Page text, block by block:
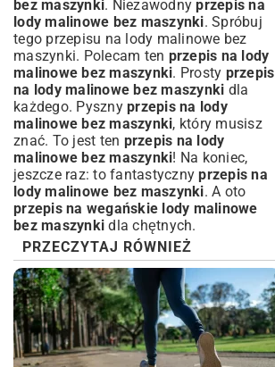
bez maszynki. Niezawodnyprzepis na
lody malinowe bez maszynki. Spróbuj
tego przepisu na lody malinowe bez
maszynki. Polecam ten przepis na lody
malinowe bez maszynki. Prosty przepis
na lody malinowe bez maszynki dla
każdego. Pyszny przepis na lody
malinowe bez maszynki, który musisz
znać. To jest ten przepis na lody
malinowe bez maszynki! Na koniec,
jeszcze raz: to fantastycznyprzepis na
lody malinowe bez maszynki. A oto
przepis na wegańskie lody malinowe
bez maszynki dla chętnych.
PRZECZYTAJ RÓWNIEŻ